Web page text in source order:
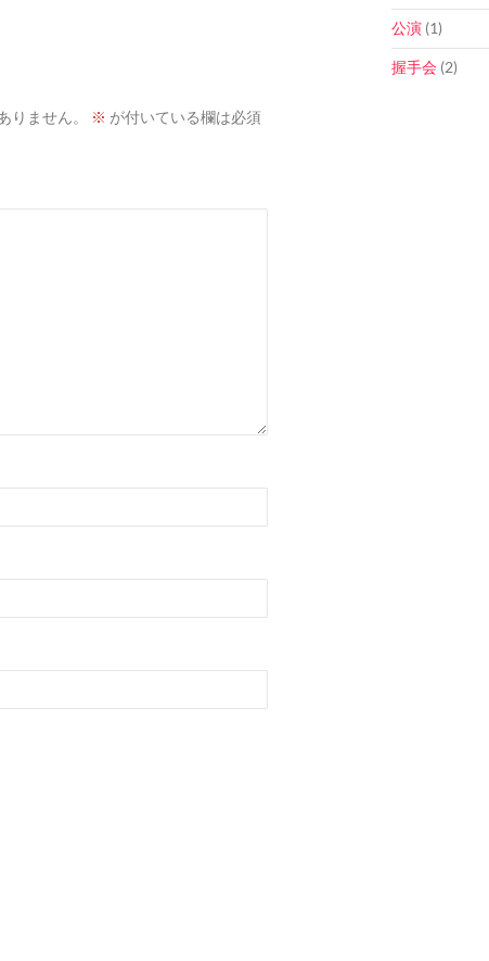
りません。 ※ が付いている欄は必須
公演 (1)
握手会 (2)